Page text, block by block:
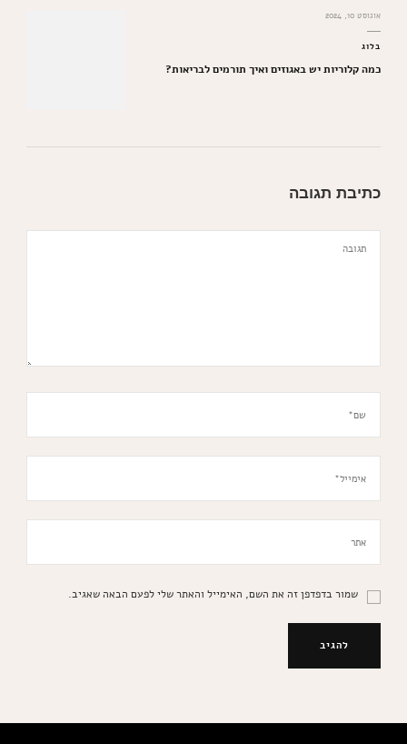
אוגוסט 10, 2024
בלוג
כמה קלוריות יש באגוזים ואיך תורמים לבריאות?
כתיבת תגובה
שמור בדפדפן זה את השם, האימייל והאתר שלי לפעם הבאה שאגיב.